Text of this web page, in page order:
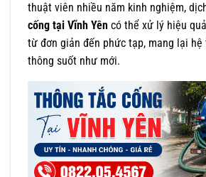
thuật viên nhiều năm kinh nghiệm,
cống tại Vĩnh Yên có thể xử lý hiệu
từ đơn giản đến phức tạp, mang lại
thông suốt như mới.